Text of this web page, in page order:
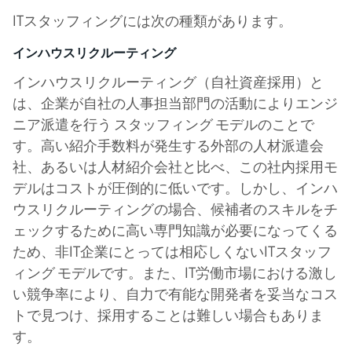
ITスタッフィングには次の種類があります。
インハウスリクルーティング
インハウスリクルーティング（自社資産採用）と
は、企業が自社の人事担当部門の活動によりエンジ
ニア派遣を行う スタッフィング モデルのことで
す。高い紹介手数料が発生する外部の人材派遣会
社、あるいは人材紹介会社と比べ、この社内採用モ
デルはコストが圧倒的に低いです。しかし、インハ
ウスリクルーティングの場合、候補者のスキルをチ
ェックするために高い専門知識が必要になってくる
ため、非IT企業にとっては相応しくないITスタッフ
ィング モデルです。また、IT労働市場における激し
い競争率により、自力で有能な開発者を妥当なコス
トで見つけ、採用することは難しい場合もありま
す。